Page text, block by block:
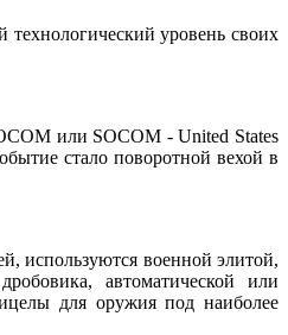
уровень своих
или SOCOM - United States
стало поворотной вехой в
используются военной элитой,
автоматической или
для оружия под наиболее